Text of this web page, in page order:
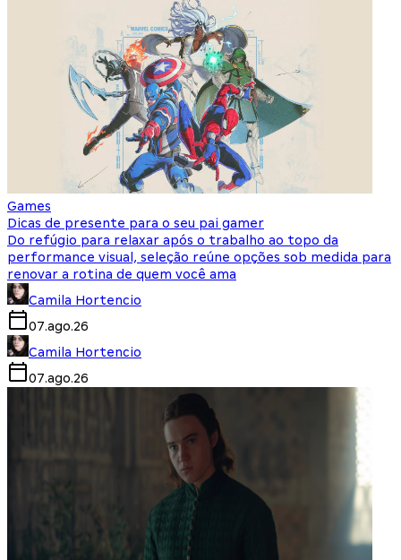
Games
Dicas de presente para o seu pai gamer
Do refúgio para relaxar após o trabalho ao topo da
performance visual, seleção reúne opções sob medida para
renovar a rotina de quem você ama
Camila Hortencio
07.ago.26
Camila Hortencio
07.ago.26